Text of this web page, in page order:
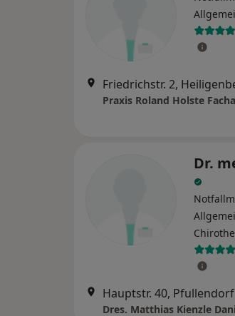
Friedrichstr. 2,
Praxis Roland Holste
Dr.
Hauptstr. 40, Pfullendorf